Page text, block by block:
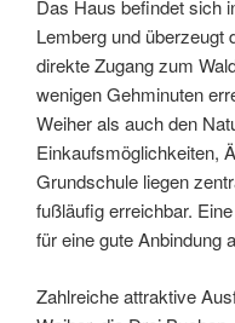
Das Haus befindet sich
Lemberg und überzeugt
direkte Zugang zum
wenigen Gehminuten
Weiher als auch den
Einkaufsmöglichkeiten,
Grundschule liegen
fußläufig erreichbar.
für eine gute Anbindung
Zahlreiche attraktive